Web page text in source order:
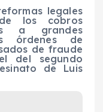
legales
los cobros
a grandes
órdenes de
de fraude
del segundo
de Luis